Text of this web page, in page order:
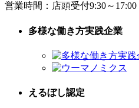
営業時間： 店頭受付9:30～17:00
多様な働き方実践企業
えるぼし認定